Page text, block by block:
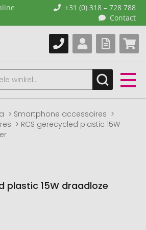
+31 (0) 318 – 728 788
Contact
Smartphone accessoires
RCS gerecycled plastic 15W
plastic 15W draadloze